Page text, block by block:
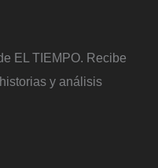
EL TIEMPO. Recibe
y análisis